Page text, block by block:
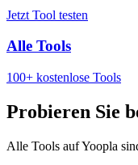
Jetzt Tool testen
Alle Tools
100+ kostenlose Tools
Probieren Sie
Alle Tools auf Yoopla